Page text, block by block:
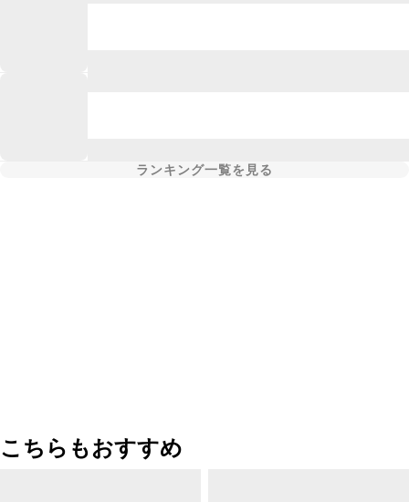
ランキング一覧を見る
こちらもおすすめ